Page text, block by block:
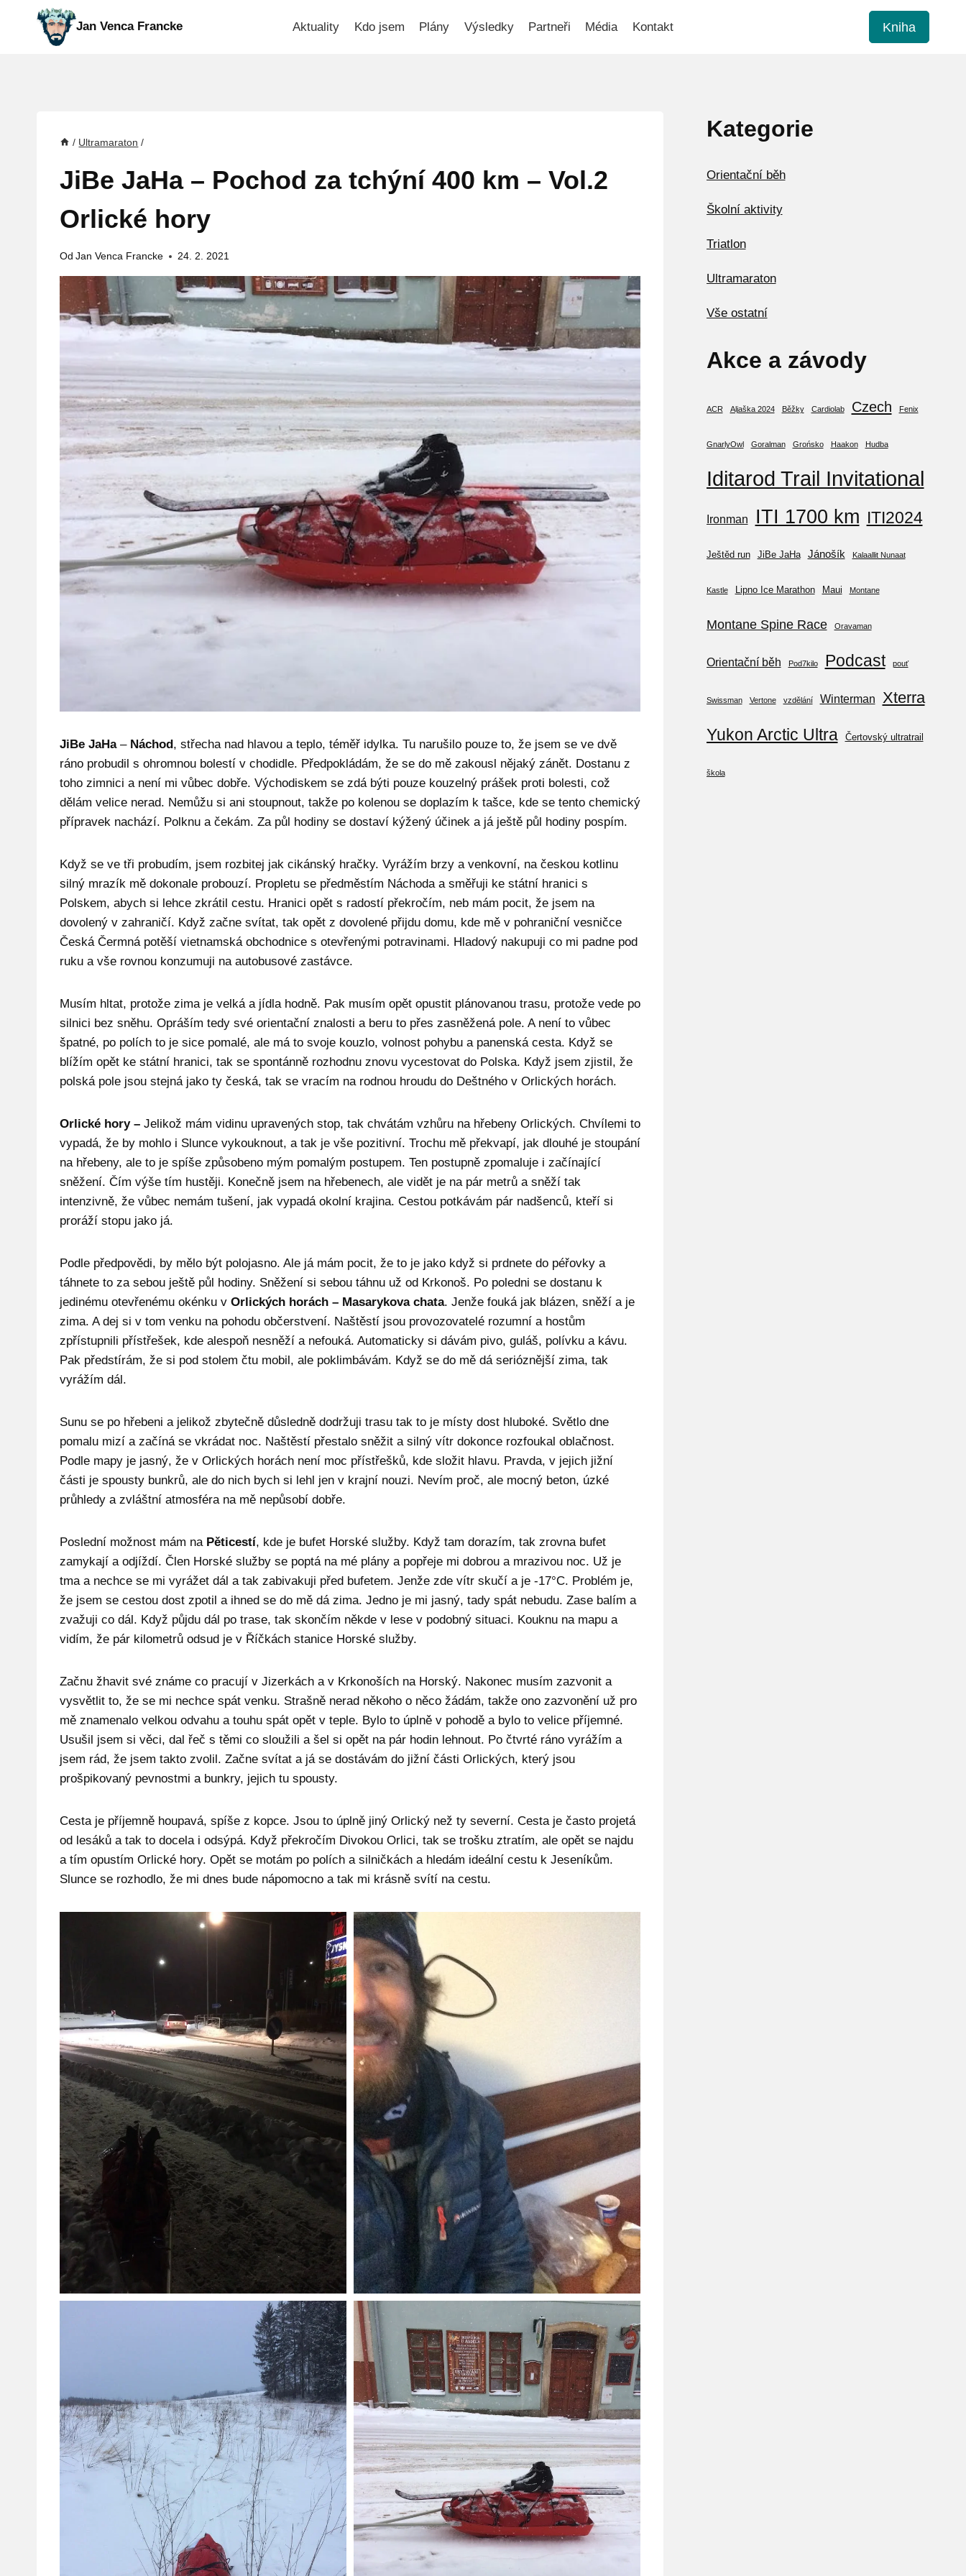
Přeskočit
Jan Venca Francke Aktuality Kdo jsem Plány Výsledky Partneři Média Kontakt Kniha
/ Ultramaraton /
JiBe JaHa – Pochod za tchýní 400 km – Vol.2
Orlické hory
Od Jan Venca Francke 24. 2. 2021
JiBe JaHa – Náchod, střecha nad hlavou a teplo, téměř idylka. Tu narušilo pouze to, že jsem se ve dvě
ráno probudil s ohromnou bolestí v chodidle. Předpokládám, že se do mě zakousl nějaký zánět. Dostanu z
toho zimnici a není mi vůbec dobře. Východiskem se zdá býti pouze kouzelný prášek proti bolesti, což
dělám velice nerad. Nemůžu si ani stoupnout, takže po kolenou se doplazím k tašce, kde se tento chemický
přípravek nachází. Polknu a čekám. Za půl hodiny se dostaví kýžený účinek a já ještě půl hodiny pospím.
Když se ve tři probudím, jsem rozbitej jak cikánský hračky. Vyrážím brzy a venkovní, na českou kotlinu
silný mrazík mě dokonale probouzí. Propletu se předměstím Náchoda a směřuji ke státní hranici s
Polskem, abych si lehce zkrátil cestu. Hranici opět s radostí překročím, neb mám pocit, že jsem na
dovolený v zahraničí. Když začne svítat, tak opět z dovolené přijdu domu, kde mě v pohraniční vesničce
Česká Čermná potěší vietnamská obchodnice s otevřenými potravinami. Hladový nakupuji co mi padne pod
ruku a vše rovnou konzumuji na autobusové zastávce.
Musím hltat, protože zima je velká a jídla hodně. Pak musím opět opustit plánovanou trasu, protože vede po
silnici bez sněhu. Opráším tedy své orientační znalosti a beru to přes zasněžená pole. A není to vůbec
špatné, po polích to je sice pomalé, ale má to svoje kouzlo, volnost pohybu a panenská cesta. Když se
blížím opět ke státní hranici, tak se spontánně rozhodnu znovu vycestovat do Polska. Když jsem zjistil, že
polská pole jsou stejná jako ty česká, tak se vracím na rodnou hroudu do Deštného v Orlických horách.
Orlické hory – Jelikož mám vidinu upravených stop, tak chvátám vzhůru na hřebeny Orlických. Chvílemi to
vypadá, že by mohlo i Slunce vykouknout, a tak je vše pozitivní. Trochu mě překvapí, jak dlouhé je stoupání
na hřebeny, ale to je spíše způsobeno mým pomalým postupem. Ten postupně zpomaluje i začínající
sněžení. Čím výše tím hustěji. Konečně jsem na hřebenech, ale vidět je na pár metrů a sněží tak
intenzivně, že vůbec nemám tušení, jak vypadá okolní krajina. Cestou potkávám pár nadšenců, kteří si
proráží stopu jako já.
Podle předpovědi, by mělo být polojasno. Ale já mám pocit, že to je jako když si prdnete do péřovky a
táhnete to za sebou ještě půl hodiny. Sněžení si sebou táhnu už od Krkonoš. Po poledni se dostanu k
jedinému otevřenému okénku v Orlických horách – Masarykova chata. Jenže fouká jak blázen, sněží a je
zima. A dej si v tom venku na pohodu občerstvení. Naštěstí jsou provozovatelé rozumní a hostům
zpřístupnili přístřešek, kde alespoň nesněží a nefouká. Automaticky si dávám pivo, guláš, polívku a kávu.
Pak předstírám, že si pod stolem čtu mobil, ale poklimbávám. Když se do mě dá serióznější zima, tak
vyrážím dál.
Sunu se po hřebeni a jelikož zbytečně důsledně dodržuji trasu tak to je místy dost hluboké. Světlo dne
pomalu mizí a začíná se vkrádat noc. Naštěstí přestalo sněžit a silný vítr dokonce rozfoukal oblačnost.
Podle mapy je jasný, že v Orlických horách není moc přístřešků, kde složit hlavu. Pravda, v jejich jižní
části je spousty bunkrů, ale do nich bych si lehl jen v krajní nouzi. Nevím proč, ale mocný beton, úzké
průhledy a zvláštní atmosféra na mě nepůsobí dobře.
Poslední možnost mám na Pěticestí, kde je bufet Horské služby. Když tam dorazím, tak zrovna bufet
zamykají a odjíždí. Člen Horské služby se poptá na mé plány a popřeje mi dobrou a mrazivou noc. Už je
tma a nechce se mi vyrážet dál a tak zabivakuji před bufetem. Jenže zde vítr skučí a je -17°C. Problém je,
že jsem se cestou dost zpotil a ihned se do mě dá zima. Jedno je mi jasný, tady spát nebudu. Zase balím a
zvažuji co dál. Když půjdu dál po trase, tak skončím někde v lese v podobný situaci. Kouknu na mapu a
vidím, že pár kilometrů odsud je v Říčkách stanice Horské služby.
Začnu žhavit své známe co pracují v Jizerkách a v Krkonoších na Horský. Nakonec musím zazvonit a
vysvětlit to, že se mi nechce spát venku. Strašně nerad někoho o něco žádám, takže ono zazvonění už pro
mě znamenalo velkou odvahu a touhu spát opět v teple. Bylo to úplně v pohodě a bylo to velice příjemné.
Usušil jsem si věci, dal řeč s těmi co sloužili a šel si opět na pár hodin lehnout. Po čtvrté ráno vyrážím a
jsem rád, že jsem takto zvolil. Začne svítat a já se dostávám do jižní části Orlických, který jsou
prošpikovaný pevnostmi a bunkry, jejich tu spousty.
Cesta je příjemně houpavá, spíše z kopce. Jsou to úplně jiný Orlický než ty severní. Cesta je často projetá
od lesáků a tak to docela i odsýpá. Když překročím Divokou Orlici, tak se trošku ztratím, ale opět se najdu
a tím opustím Orlické hory. Opět se motám po polích a silničkách a hledám ideální cestu k Jeseníkům.
Slunce se rozhodlo, že mi dnes bude nápomocno a tak mi krásně svítí na cestu.
Kategorie
Orientační běh
Školní aktivity
Triatlon
Ultramaraton
Vše ostatní
Akce a závody
ACR Aljaška 2024 Běžky Cardiolab Czech Fenix
GnarlyOwl Goralman Grońsko Haakon Hudba
Iditarod Trail Invitational
Ironman ITI 1700 km ITI2024
Ještěd run JiBe JaHa Jánošík Kalaallit Nunaat
Kastle Lipno Ice Marathon Maui Montane
Montane Spine Race Oravaman
Orientační běh Pod7kilo Podcast pouť
Swissman Vertone vzdělání Winterman Xterra
Yukon Arctic Ultra Čertovský ultratrail
škola